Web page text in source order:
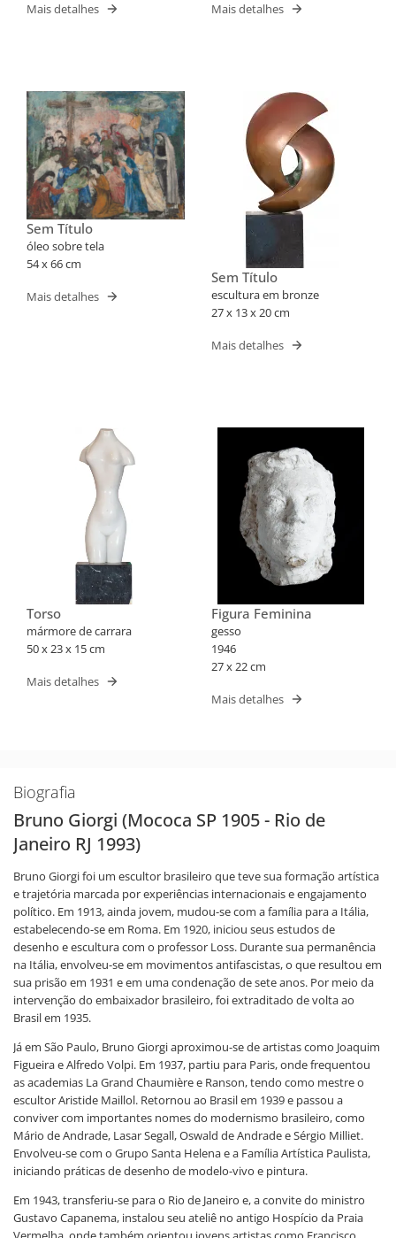
Mais detalhes Mais detalhes
Sem Título
óleo sobre tela
54 x 66 cm
Mais detalhes
Sem Título
escultura em bronze
27 x 13 x 20 cm
Mais detalhes
Torso
mármore de carrara
50 x 23 x 15 cm
Mais detalhes
Figura Feminina
gesso
1946
27 x 22 cm
Mais detalhes
Biografia
Bruno Giorgi (Mococa SP 1905 - Rio de
Janeiro RJ 1993)
Bruno Giorgi foi um escultor brasileiro que teve sua formação artística
e trajetória marcada por experiências internacionais e engajamento
político. Em 1913, ainda jovem, mudou-se com a família para a Itália,
estabelecendo-se em Roma. Em 1920, iniciou seus estudos de
desenho e escultura com o professor Loss. Durante sua permanência
na Itália, envolveu-se em movimentos antifascistas, o que resultou em
sua prisão em 1931 e em uma condenação de sete anos. Por meio da
intervenção do embaixador brasileiro, foi extraditado de volta ao
Brasil em 1935.
Já em São Paulo, Bruno Giorgi aproximou-se de artistas como Joaquim
Figueira e Alfredo Volpi. Em 1937, partiu para Paris, onde frequentou
as academias La Grand Chaumière e Ranson, tendo como mestre o
escultor Aristide Maillol. Retornou ao Brasil em 1939 e passou a
conviver com importantes nomes do modernismo brasileiro, como
Mário de Andrade, Lasar Segall, Oswald de Andrade e Sérgio Milliet.
Envolveu-se com o Grupo Santa Helena e a Família Artística Paulista,
iniciando práticas de desenho de modelo-vivo e pintura.
Em 1943, transferiu-se para o Rio de Janeiro e, a convite do ministro
Gustavo Capanema, instalou seu ateliê no antigo Hospício da Praia